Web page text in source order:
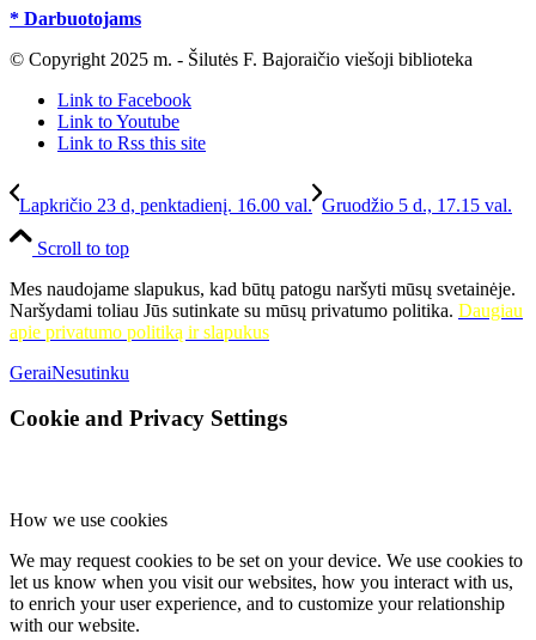
* Darbuotojams
© Copyright 2025 m. - Šilutės F. Bajoraičio viešoji biblioteka
Link to Facebook
Link to Youtube
Link to Rss this site
Lapkričio 23 d, penktadienį. 16.00 val. Gruodžio 5 d., 17.15 val.
Scroll to top
Mes naudojame slapukus, kad būtų patogu naršyti mūsų svetainėje.
Naršydami toliau Jūs sutinkate su mūsų privatumo politika. Daugiau
apie privatumo politiką ir slapukus
GeraiNesutinku
Cookie and Privacy Settings
How we use cookies
We may request cookies to be set on your device. We use cookies to
let us know when you visit our websites, how you interact with us,
to enrich your user experience, and to customize your relationship
with our website.